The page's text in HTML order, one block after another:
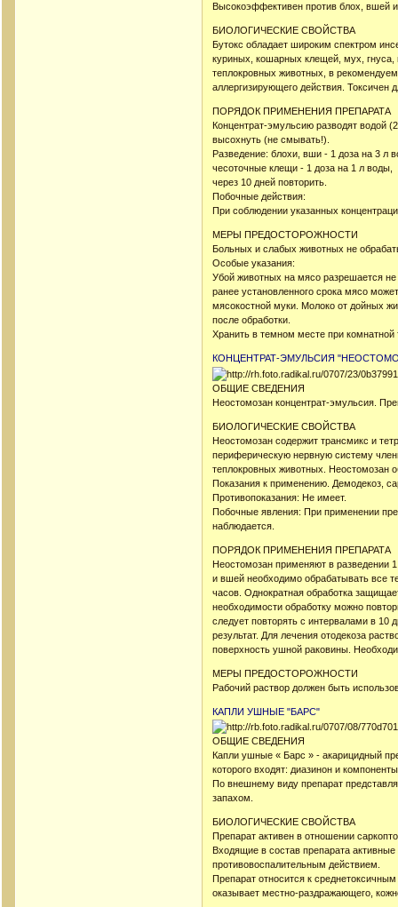
Высокоэффективен против блох, вшей
БИОЛОГИЧЕСКИЕ СВОЙСТВА
Бутокс обладает широким спектром
куриных, кошарных клещей, мух, гнуса,
теплокровных животных, в
аллергизирующего действия. Токсичен
ПОРЯДОК ПРИМЕНЕНИЯ ПРЕПАРАТА
Концентрат-эмульсию разводят водой
высохнуть (не смывать!).
Разведение: блохи, вши - 1 доза на 3 л
чесоточные клещи - 1 доза на 1 л воды,
через 10 дней повторить.
Побочные действия:
При соблюдении указанных
МЕРЫ ПРЕДОСТОРОЖНОСТИ
Больных и слабых животных не
Особые указания:
Убой животных на мясо разрешается
ранее установленного срока мясо
мясокостной муки. Молоко от дойных
после обработки.
Хранить в темном месте при комнатной
КОНЦЕНТРАТ-ЭМУЛЬСИЯ
ОБЩИЕ СВЕДЕНИЯ
Неостомозан концентрат-эмульсия.
БИОЛОГИЧЕСКИЕ СВОЙСТВА
Неостомозан содержит трансмикс и
периферическую нервную систему
теплокровных животных. Неостомозан
Показания к применению. Демодекоз,
Противопоказания: Не имеет.
Побочные явления: При применении
наблюдается.
ПОРЯДОК ПРИМЕНЕНИЯ ПРЕПАРАТА
Неостомозан применяют в разведении
и вшей необходимо обрабатывать все
часов. Однократная обработка
необходимости обработку можно
следует повторять с интервалами в 10
результат. Для лечения отодекоза
поверхность ушной раковины.
МЕРЫ ПРЕДОСТОРОЖНОСТИ
Рабочий раствор должен быть
КАПЛИ УШНЫЕ "БАРС"
ОБЩИЕ СВЕДЕНИЯ
Капли ушные « Барс » - акарицидный
которого входят: диазинон и
По внешнему виду препарат
запахом.
БИОЛОГИЧЕСКИЕ СВОЙСТВА
Препарат активен в отношении
Входящие в состав препарата
противовоспалительным действием.
Препарат относится к
оказывает местно-раздражающего,